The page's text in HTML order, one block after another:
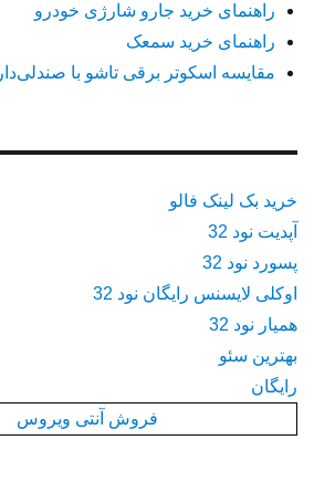
راهنمای خرید جارو شارژی خودرو
راهنمای خرید سمعک
مقایسه اسکوتر برقی تاشو با صندلی‌دار
خرید بک لینک فالو
آپدیت نود 32
پسورد نود 32
اوکلی لایسنس رایگان نود 32
همیار نود 32
بهترین سئو
رایگان
فروش آنتی ویروس